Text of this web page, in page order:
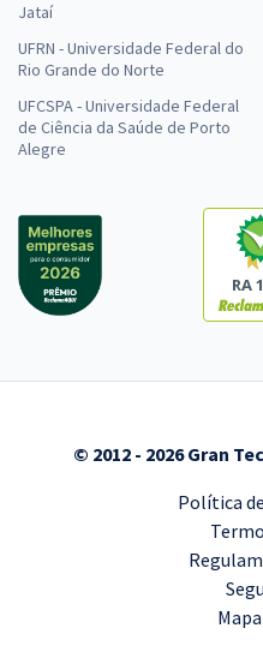
Jataí
UFRN - Universidade Federal do
Rio Grande do Norte
UFCSPA - Universidade Federal
de Ciência da Saúde de Porto
Alegre
RA
© 2012 - 2026 Gran
Política